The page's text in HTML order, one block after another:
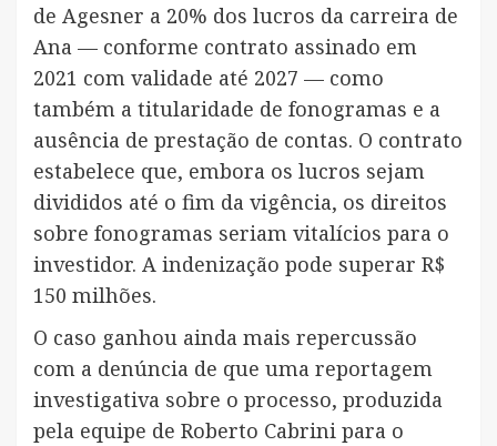
de Agesner a 20% dos lucros da carreira de
Ana — conforme contrato assinado em
2021 com validade até 2027 — como
também a titularidade de fonogramas e a
ausência de prestação de contas. O contrato
estabelece que, embora os lucros sejam
divididos até o fim da vigência, os direitos
sobre fonogramas seriam vitalícios para o
investidor. A indenização pode superar R$
150 milhões.
O caso ganhou ainda mais repercussão
com a denúncia de que uma reportagem
investigativa sobre o processo, produzida
pela equipe de Roberto Cabrini para o